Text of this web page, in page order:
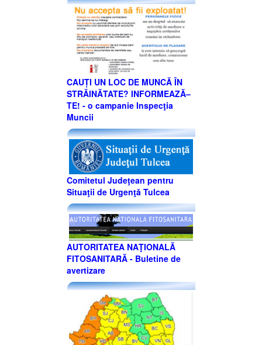
CAUȚI UN LOC DE MUNCĂ ÎN
STRĂINĂTATE? INFORMEAZĂ–
TE! - o campanie Inspecţia
Muncii
Comitetul Judeţean pentru
Situaţii de Urgenţă Tulcea
AUTORITATEA NAŢIONALĂ
FITOSANITARĂ - Buletine de
avertizare